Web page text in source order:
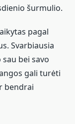
šurmulio.
pagal
Svarbiausia
bei savo
gali turėti
bendrai